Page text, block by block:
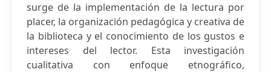
surge de la implementación de la lectura por
placer, la organización pedagógica y creativa de
la biblioteca y el conocimiento de los gustos e
intereses del lector. Esta investigación
cualitativa con enfoque etnográfico,